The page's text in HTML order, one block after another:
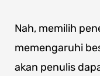
Nah, memilih
memengaruhi
akan penulis